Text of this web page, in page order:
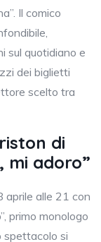
Il comico
sul quotidiano e
dei biglietti
scelto tra
di
mi adoro”
aprile alle 21 con
primo monologo
spettacolo si